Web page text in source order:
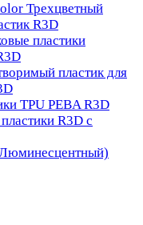
Трехцветный
R3D
пластики
пластик для
TPU PEBA R3D
R3D с